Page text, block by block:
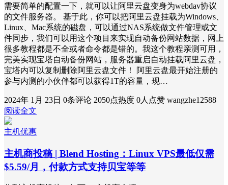
需要简单的配置一下，就可以让阿里云盘变身为webdav协议
的文件服务器。 基于此，你可以把阿里云盘挂载为Windows、
Linux、Mac系统的磁盘，可以通过NAS系统做文件管理或文
件同步，我们可以用这个项目来实现自动备份网站数据，网上
很多教程都是不全或者命令都是错的。我这个教程亲测可用，
完美实现宝塔自动备份网站，服务器重启自动挂载阿里云盘，
宝塔内可以复制删除阿里云盘文件！ 阿里云盘最开始注册的
参与内测的小伙伴都可以获得1T的容量，现…
2024年 1月 23日 0条评论 2050点热度 0人点赞 wangzhe12588
阅读全文
主机优惠
主机商投稿 | Blend Hosting：Linux VPS最低仅需
$5.59/月，付款方式支持贝宝等等